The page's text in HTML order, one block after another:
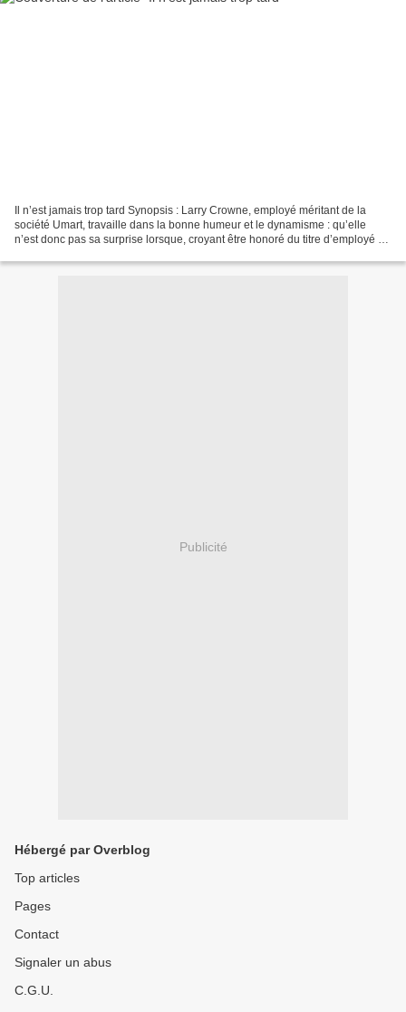
Il n’est jamais trop tard Synopsis : Larry Crowne, employé méritant de la
société Umart, travaille dans la bonne humeur et le dynamisme : qu’elle
n’est donc pas sa surprise lorsque, croyant être honoré du titre d’employé du
Publicité
Hébergé par Overblog
Top articles
Pages
Contact
Signaler un abus
C.G.U.